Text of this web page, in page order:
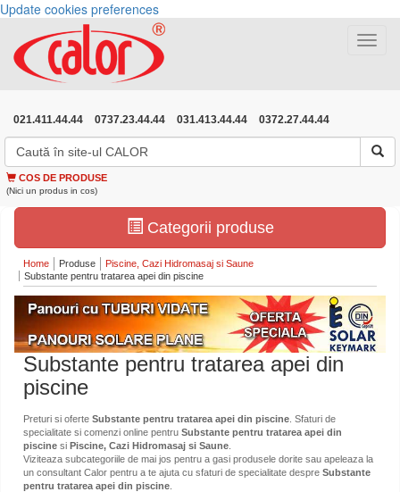
Update cookies preferences
Toggle
021.411.44.44 0737.23.44.44 031.413.44.44 0372.27.44.44
COS DE PRODUSE
(Nici un produs in cos)
Categorii produse
Home Produse
Piscine, Cazi Hidromasaj si Saune
Substante pentru tratarea apei din piscine
Substante pentru tratarea apei din
piscine
Preturi si oferte Substante pentru tratarea apei din piscine . Sfaturi de
specialitate si comenzi online pentru Substante pentru tratarea apei din
piscine si Piscine, Cazi Hidromasaj si Saune
Viziteaza subcategoriile de mai jos pentru a gasi produsele dorite sau apeleaza la
un consultant Calor pentru a te ajuta cu sfaturi de specialitate despre Substante
pentru tratarea apei din piscine